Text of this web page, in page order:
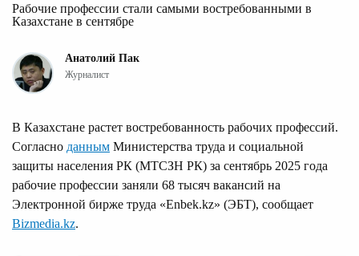
Рабочие профессии стали самыми востребованными в
Казахстане в сентябре
Анатолий Пак
Журналист
В Казахстане растет востребованность рабочих профессий.
Согласно данным Министерства труда и социальной
защиты населения РК (МТСЗН РК) за сентябрь 2025 года
рабочие профессии заняли 68 тысяч вакансий на
Электронной бирже труда «Enbek.kz» (ЭБТ), сообщает
Bizmedia.kz.